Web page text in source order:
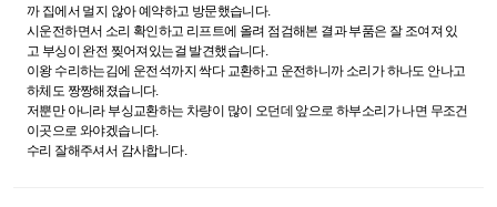
까 집에서 멀지 않아 예약하고 방문했습니다.
시운전하면서 소리 확인하고 리프트에 올려 점검해본 결과 부품은 잘 조여져 있
고 부싱이 완전 찢어져있는걸 발견했습니다.
이왕 수리하는김에 운전석까지 싹다 교환하고 운전하니까 소리가 하나도 안나고
하체도 짱짱해졌습니다.
저뿐만 아니라 부싱교환하는 차량이 많이 오던데 앞으로 하부소리가 나면 무조건
이곳으로 와야겠습니다.
수리 잘해주셔서 감사합니다.